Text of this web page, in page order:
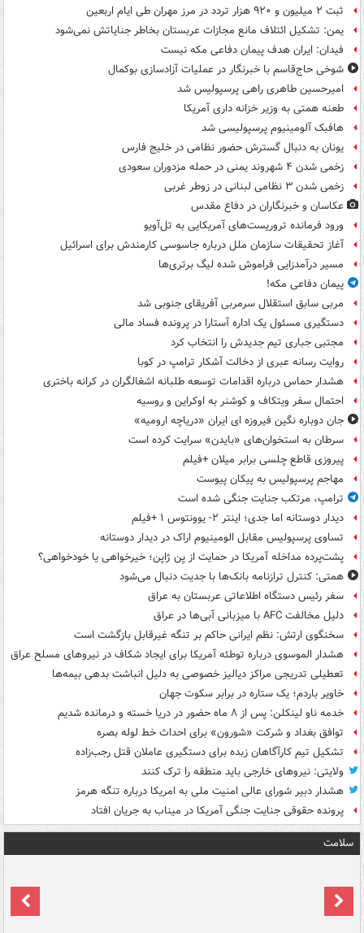
ثبت ۲ میلیون و ۹۲۰ هزار تردد در مرز مهران طی ایام اربعین
یمن: تشکیل ائتلاف مانع مجازات عربستان بخاطر جنایاتش نمی‌شود
فیدان: ایران هدف پیمان دفاعی مکه نیست
شوخی حاج‌قاسم با خبرنگار در عملیات آزادسازی بوکمال
امیرحسین طاهری راهی پرسپولیس شد
طعنه همتی به وزیر خزانه داری آمریکا
هافبک آلومینیوم پرسپولیسی شد
یونان به دنبال گسترش حضور نظامی در خلیج فارس
زخمی شدن ۴ شهروند یمنی در حمله مزدوران سعودی
زخمی شدن ۳ نظامی لبنانی در زوطر غربی
عکاسان و خبرنگاران در دفاع مقدس
ورود فرمانده تروریست‌های آمریکایی به تل‌آویو
آغاز تحقیقات سازمان ملل درباره جاسوسی کارمندش برای اسرائیل
مسیر درآمدزایی فراموش شده لیگ برتری‌ها
پیمان دفاعی مکه!
مربی سابق استقلال سرمربی آفریقای جنوبی شد
دستگیری مسئول یک اداره آستارا در پرونده فساد مالی
مجتبی جباری تیم جدیدش را انتخاب کرد
روایت رسانه عبری از دخالت آشکار ترامپ در کوبا
هشدار حماس درباره اقدامات توسعه طلبانه اشغالگران در کرانه باختری
احتمال سفر ویتکاف و کوشنر به اوکراین و روسیه
جان دوباره نگین فیروزه ای ایران «دریاچه ارومیه»
سرطان به استخوان‌های «بایدن» سرایت کرده است
پیروزی قاطع چلسی برابر میلان +فیلم
مهاجم پرسپولیس به پیکان پیوست
ترامپ، مرتکب جنایت جنگی شده است
دیدار دوستانه اما جدی؛ اینتر ۲- یوونتوس ۱ +فیلم
تساوی پرسپولیس مقابل الومینیوم اراک در دیدار دوستانه
پشت‌پرده مداخله آمریکا در حمایت از یِن ژاپن؛ خیرخواهی یا خودخواهی؟
همتی: کنترل ترازنامه بانک‌ها با جدیت دنبال می‌شود
سفر رئیس دستگاه اطلاعاتی عربستان به عراق
دلیل مخالفت AFC با میزبانی آبی‌ها در عراق
سخنگوی ارتش: نظم ایرانی حاکم بر تنگه غیرقابل بازگشت است
هشدار الموسوی درباره توطئه آمریکا برای ایجاد شکاف در نیروهای مسلح عراق
تعطیلی تدریجی مراکز دیالیز خصوصی به دلیل انباشت بدهی بیمه‌ها
خاویر باردم؛ یک ستاره در برابر سکوت جهان
خدمه ناو لینکلن: پس از ۸ ماه حضور در دریا خسته و درمانده‌ شدیم
توافق بغداد و شرکت «شورون» برای احداث خط لوله بصره
تشکیل تیم کارآگاهان زبده برای دستگیری عاملان قتل رجب‌زاده
ولایتی: نیروهای خارجی باید منطقه را ترک کنند
هشدار دبیر شورای عالی امنیت ملی به امریکا درباره تنگه هرمز
پرونده حقوقی جنایت جنگی آمریکا در میناب به جریان افتاد
سلامت